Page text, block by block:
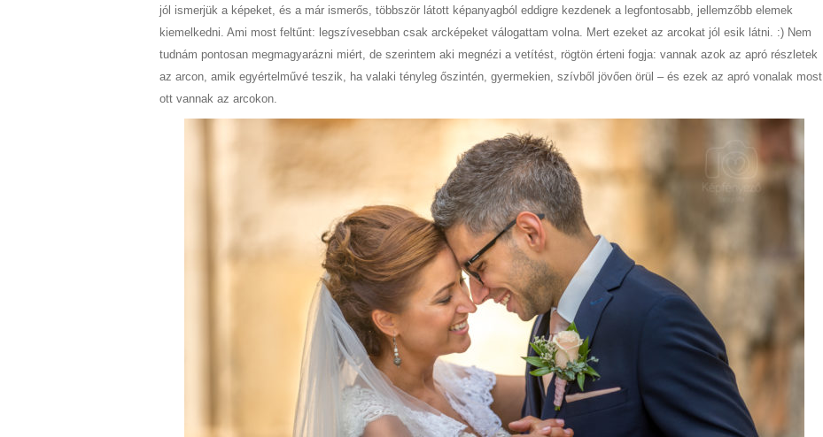
jól ismerjük a képeket, és a már ismerős, többször látott képanyagból eddigre kezdenek a legfontosabb, jellemzőbb elemek
kiemelkedni. Ami most feltűnt: legszívesebban csak arcképeket válogattam volna. Mert ezeket az arcokat jól esik látni. :) Nem
tudnám pontosan megmagyarázni miért, de szerintem aki megnézi a vetítést, rögtön érteni fogja: vannak azok az apró részletek
az arcon, amik egyértelművé teszik, ha valaki tényleg őszintén, gyermekien, szívből jövően örül – és ezek az apró vonalak most
ott vannak az arcokon.